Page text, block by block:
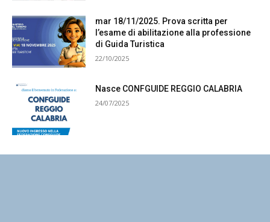
mar 18/11/2025. Prova scritta per
l’esame di abilitazione alla professione
di Guida Turistica
22/10/2025
Nasce CONFGUIDE REGGIO CALABRIA
24/07/2025